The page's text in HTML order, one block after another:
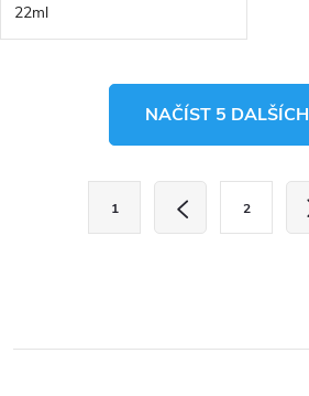
22ml
NAČÍST 5 DALŠÍCH
k
1 2